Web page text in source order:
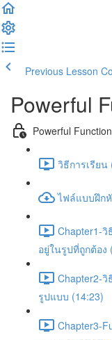
Previous Lesson
Powerful
Powerful
วิธีการเรียน
ไฟล์แบบฝึก
Chapter1-
อยู่ในรูปที่ถูกต้อง
Chapter2-
รูปแบบ (14:23)
Chapter3-